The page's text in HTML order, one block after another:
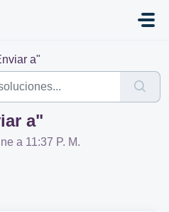
a"
a"
a 11:37 P. M.